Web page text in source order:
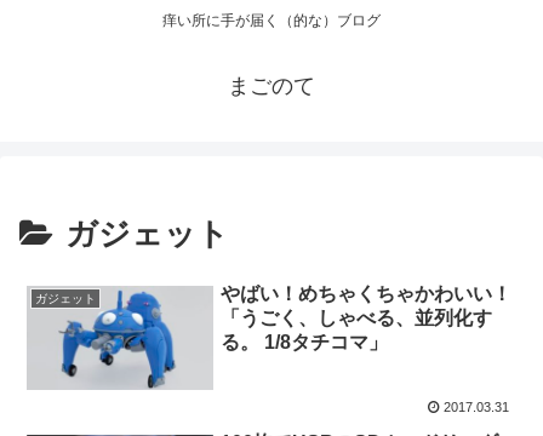
痒い所に手が届く（的な）ブログ
まごのて
ガジェット
ガジェット
やばい！めちゃくちゃかわいい！
「うごく、しゃべる、並列化す
る。 1/8タチコマ」
2017.03.31